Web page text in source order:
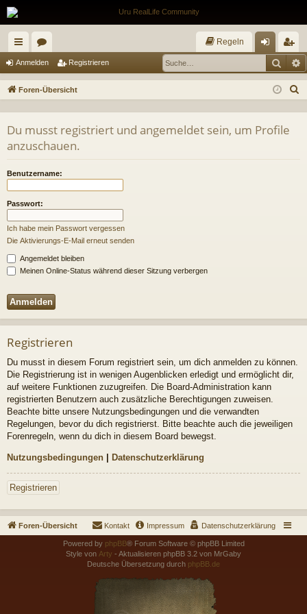
ch
ne
riff
or
en
Regeln
m
eg
ist
Anmelden Registrieren
Foren-Übersicht
Du musst registriert und angemeldet sein, um Profile
anzuschauen.
Benutzername:
Passwort:
Ich habe mein Passwort vergessen
Die Aktivierungs-E-Mail erneut senden
Angemeldet bleiben
Meinen Online-Status während dieser Sitzung verbergen
Registrieren
Du musst in diesem Forum registriert sein, um dich anmelden zu können.
Die Registrierung ist in wenigen Augenblicken erledigt und ermöglicht dir,
auf weitere Funktionen zuzugreifen. Die Board-Administration kann
registrierten Benutzern auch zusätzliche Berechtigungen zuweisen.
Beachte bitte unsere Nutzungsbedingungen und die verwandten
Regelungen, bevor du dich registrierst. Bitte beachte auch die jeweiligen
Forenregeln, wenn du dich in diesem Board bewegst.
Nutzungsbedingungen | Datenschutzerklärung
Registrieren
Foren-Übersicht Datenschutzerklärung
Impressum
Kontakt
Powered by phpBB® Forum Software © phpBB Limited
Style von Arty - Aktualisieren phpBB 3.2 von MrGaby
Deutsche Übersetzung durch phpBB.de